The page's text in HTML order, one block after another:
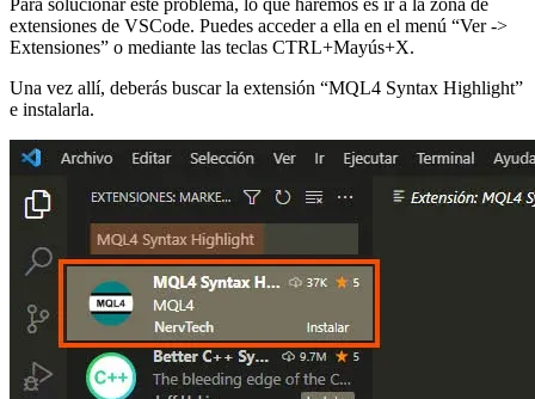
Para solucionar este problema, lo que haremos es ir a la zona de
extensiones de VSCode. Puedes acceder a ella en el menú “Ver ->
Extensiones” o mediante las teclas CTRL+Mayús+X.
Una vez allí, deberás buscar la extensión “MQL4 Syntax Highlight”
e instalarla.